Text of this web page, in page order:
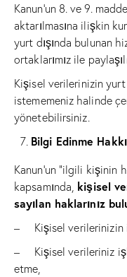
Kanun’un 8. ve 9.
aktarılmasına ilişkin
yurt dışında bulunan
ortaklarımız ile
Kişisel verilerinizin yurt
istememeniz halinde
yönetebilirsiniz.
Bilgi Edinme
Kanun’un “ilgili kişinin
kapsamında, kişisel
sayılan haklarınız
– Kişisel verilerinizin
– Kişisel verileriniz
etme,